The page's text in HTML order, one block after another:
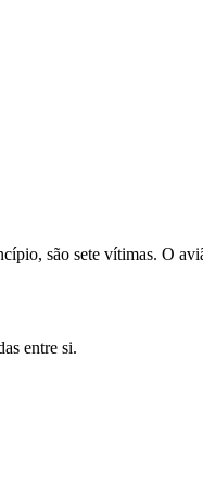
são sete vítimas. O
entre si.